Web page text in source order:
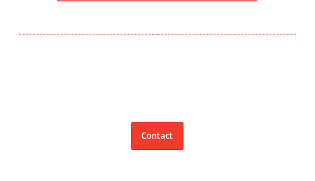
Contact